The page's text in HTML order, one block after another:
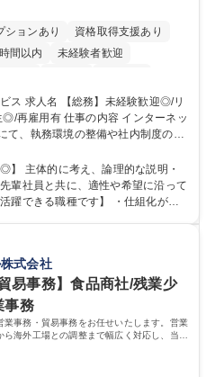
ションあり
資格取得支援あり
間以内
未経験者歓迎
5分以内 土日祝休み 服装自由
迎◎/リ
容 インターネッ
て、執務環境の整備や社内制度の検
当し、間接的に会社の生産性向上
のメンテナンスや維持管理に加え、
き、会社全体を巻き込み課題解決
リアパスを描くことも可能です。
ト可/世界で唯一の事業/福利厚生◎/
主体的に考え、論理的な説明・
輩社員と共に、適性や希望に沿って
る 【魅力】■自己啓発支援：資格
25万円まで）を補助 ■住宅手当：家
式会社
易事務】食品商社/残業少
事務
事務・貿易事務をお任せいたします。営業
海外工場との調整まで幅広く対応し、当社